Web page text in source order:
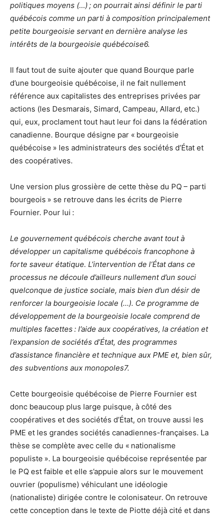
politiques moyens (…) ; on pourrait ainsi définir le parti
québécois comme un parti à composition principalement
petite bourgeoisie servant en dernière analyse les
intérêts de la bourgeoisie québécoise6.
Il faut tout de suite ajouter que quand Bourque parle
d’une bourgeoisie québécoise, il ne fait nullement
référence aux capitalistes des entreprises privées par
actions (les Desmarais, Simard, Campeau, Allard, etc.)
qui, eux, proclament tout haut leur foi dans la fédération
canadienne. Bourque désigne par « bourgeoisie
québécoise » les administrateurs des sociétés d’État et
des coopératives.
Une version plus grossière de cette thèse du PQ – parti
bourgeois » se retrouve dans les écrits de Pierre
Fournier. Pour lui :
Le gouvernement québécois cherche avant tout à
développer un capitalisme québécois francophone à
forte saveur étatique. L’intervention de l’État dans ce
processus ne découle d’ailleurs nullement d’un souci
quelconque de justice sociale, mais bien d’un désir de
renforcer la bourgeoisie locale (…). Ce programme de
développement de la bourgeoisie locale comprend de
multiples facettes : l’aide aux coopératives, la création et
l’expansion de sociétés d’État, des programmes
d’assistance financière et technique aux PME et, bien sûr,
des subventions aux monopoles7.
Cette bourgeoisie québécoise de Pierre Fournier est
donc beaucoup plus large puisque, à côté des
coopératives et des sociétés d’État, on trouve aussi les
PME et les grandes sociétés canadiennes-françaises. La
thèse se complète avec celle du « nationalisme
populiste ». La bourgeoisie québécoise représentée par
le PQ est faible et elle s’appuie alors sur le mouvement
ouvrier (populisme) véhiculant une idéologie
(nationaliste) dirigée contre le colonisateur. On retrouve
cette conception dans le texte de Piotte déjà cité et dans